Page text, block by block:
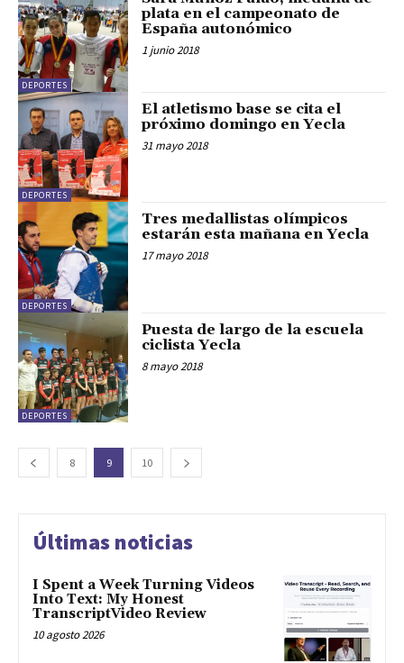
DEPORTES
plata en el campeonato de
España autonómico
1 junio 2018
DEPORTES
El atletismo base se cita el
próximo domingo en Yecla
31 mayo 2018
DEPORTES
Tres medallistas olímpicos
estarán esta mañana en Yecla
17 mayo 2018
DEPORTES
Puesta de largo de la escuela
ciclista Yecla
8 mayo 2018
8 9 10
Últimas noticias
I Spent a Week Turning Videos
Into Text: My Honest
TranscriptVideo Review
10 agosto 2026